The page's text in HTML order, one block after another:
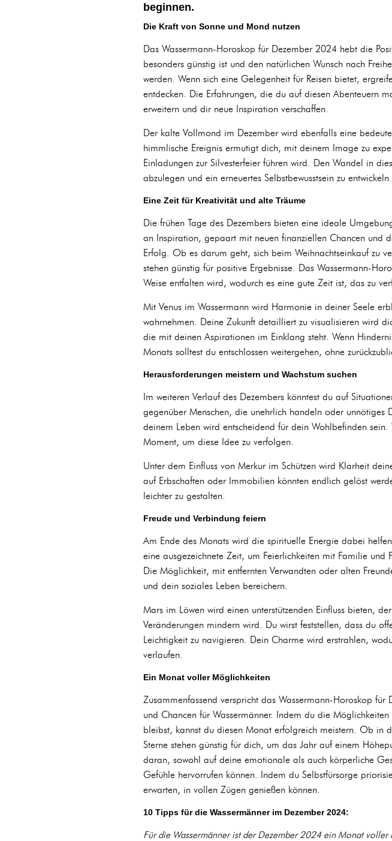
beginnen.
Die Kraft von Sonne und Mond nutzen
Das Wassermann-Horoskop für Dezember 2024 hebt die
besonders günstig ist und den natürlichen Wunsch nach
werden. Wenn sich eine Gelegenheit für Reisen bietet,
entdecken. Die Erfahrungen, die du auf diesen Abenteuern
erweitern und dir neue Inspiration verschaffen.
Der kalte Vollmond im Dezember wird ebenfalls eine
himmlische Ereignis ermutigt dich, mit deinem Image zu
Einladungen zur Silvesterfeier führen wird. Den Wandel in
abzulegen und ein erneuertes Selbstbewusstsein zu entwickeln.
Eine Zeit für Kreativität und alte Träume
Die frühen Tage des Dezembers bieten eine ideale
an Inspiration, gepaart mit neuen finanziellen Chancen und
Erfolg. Ob es darum geht, sich beim Weihnachtseinkauf zu
stehen günstig für positive Ergebnisse. Das Wassermann-
Weise entfalten wird, wodurch es eine gute Zeit ist, das zu
Mit Venus im Wassermann wird Harmonie in deiner Seele
wahrnehmen. Deine Zukunft detailliert zu visualisieren wird
die mit deinen Aspirationen im Einklang steht. Wenn
Monats solltest du entschlossen weitergehen, ohne
Herausforderungen meistern und Wachstum suchen
Im weiteren Verlauf des Dezembers könntest du auf
gegenüber Menschen, die unehrlich handeln oder unnötiges
deinem Leben wird entscheidend für dein Wohlbefinden
Moment, um diese Idee zu verfolgen.
Unter dem Einfluss von Merkur im Schützen wird Klarheit
auf Erbschaften oder Immobilien könnten endlich gelöst
leichter zu gestalten.
Freude und Verbindung feiern
Am Ende des Monats wird die spirituelle Energie dabei
eine ausgezeichnete Zeit, um Feierlichkeiten mit Familie und
Die Möglichkeit, mit entfernten Verwandten oder alten
und dein soziales Leben bereichern.
Mars im Löwen wird einen unterstützenden Einfluss bieten,
Veränderungen mindern wird. Du wirst feststellen, dass du
Leichtigkeit zu navigieren. Dein Charme wird erstrahlen,
verlaufen.
Ein Monat voller Möglichkeiten
Zusammenfassend verspricht das Wassermann-Horoskop
und Chancen für Wassermänner. Indem du die
bleibst, kannst du diesen Monat erfolgreich meistern. Ob in
Sterne stehen günstig für dich, um das Jahr auf einem
daran, sowohl auf deine emotionale als auch körperliche
Gefühle hervorrufen können. Indem du Selbstfürsorge
erwarten, in vollen Zügen genießen können.
10 Tipps für die Wassermänner im Dezember 2024:
Für die Wassermänner ist der Dezember 2024 ein Monat